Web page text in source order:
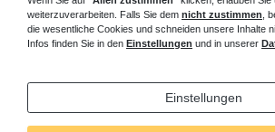
Art.-ID 248
weiterzuverarbeiten. Falls Sie dem nicht zustimmen ,
die wesentliche Cookies und schneiden unsere Inhalte
Infos finden Sie in den Einstellungen und in unserer
Einstellungen